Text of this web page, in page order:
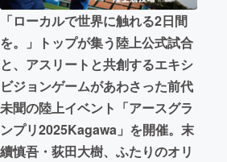
まちづくり・地域活性化
CAMPFIRE for Social Good
CAMPFIREふるさと納税 machi-ya
「ローカルで世界に触れる2日間
を。」トップが集う陸上公式試合
と、アスリートと共創するエキシ
ビジョンゲームがあわさった前代
未聞の陸上イベント「アースグラ
ンプリ2025Kagawa」を開催。末
續慎吾・荻田大樹、ふたりのオリ